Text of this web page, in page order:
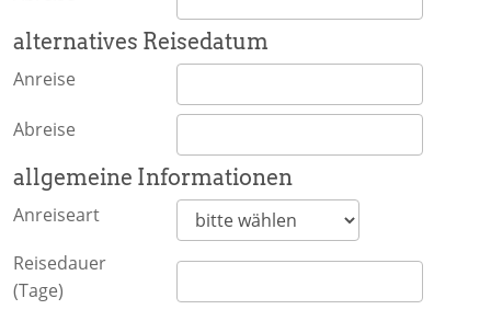
alternatives Reisedatum
Anreise
Abreise
allgemeine Informationen
Anreiseart
Reisedauer
(Tage)